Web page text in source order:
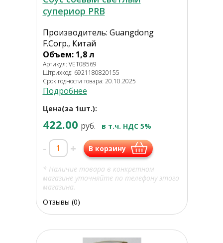
супериор PRB
Производитель: Guangdong
F.Corp., Китай
Объем: 1,8 л
Артикул: VET08569
Штрихкод: 6921180820155
Срок годности товара: 20.10.2025
Подробнее
Цена(за 1шт.):
422.00 руб. в т.ч. НДС 5%
- + В корзину
* Наличие товара в конкретном
магазине уточняйте по телефону этого
магазина.
Отзывы (0)